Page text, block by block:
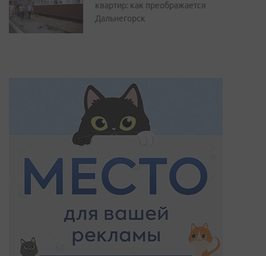
квартир: как преображается
Дальнегорск